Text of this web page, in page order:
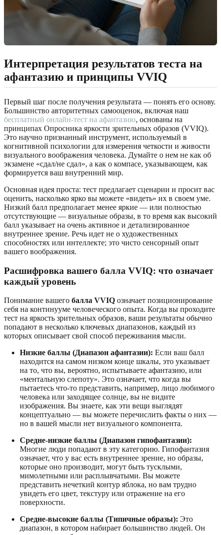
Интерпретация результатов теста на
афантазию и принципы VVIQ
Первый шаг после получения результата — понять его основу.
Большинство авторитетных самооценок, включая наш
бесплатный онлайн-тест на афантазию, основаны на
принципах Опросника яркости зрительных образов (VVIQ).
Это научно признанный инструмент, используемый в
когнитивной психологии для измерения четкости и живости
визуального воображения человека. Думайте о нем не как об
экзамене «сдал/не сдал», а как о компасе, указывающем, как
формируется ваш внутренний мир.
Основная идея проста: тест предлагает сценарии и просит вас
оценить, насколько ярко вы можете «видеть» их в своем уме.
Низкий балл предполагает менее яркие — или полностью
отсутствующие — визуальные образы, в то время как высокий
балл указывает на очень активное и детализированное
внутреннее зрение. Речь идет не о художественных
способностях или интеллекте; это чисто сенсорный опыт
вашего воображения.
Расшифровка вашего балла VVIQ: что означает
каждый уровень
Понимание вашего балла VVIQ означает позиционирование
себя на континууме человеческого опыта. Когда вы проходите
тест на яркость зрительных образов, ваши результаты обычно
попадают в несколько ключевых диапазонов, каждый из
которых описывает свой способ переживания мысли.
Низкие баллы (Диапазон афантазии): Если ваш балл
находится на самом низком конце шкалы, это указывает
на то, что вы, вероятно, испытываете афантазию, или
«ментальную слепоту». Это означает, что когда вы
пытаетесь что-то представить, например, лицо любимого
человека или заходящее солнце, вы не видите
изображения. Вы знаете, как эти вещи выглядят
концептуально — вы можете перечислить факты о них —
но в вашей мысли нет визуального компонента.
Средне-низкие баллы (Диапазон гипофантазии):
Многие люди попадают в эту категорию. Гипофантазия
означает, что у вас есть внутреннее зрение, но образы,
которые оно производит, могут быть тусклыми,
мимолетными или расплывчатыми. Вы можете
представить нечеткий контур яблока, но вам трудно
увидеть его цвет, текстуру или отражение на его
поверхности.
Средне-высокие баллы (Типичные образы): Это
диапазон, в котором набирает большинство людей. Он